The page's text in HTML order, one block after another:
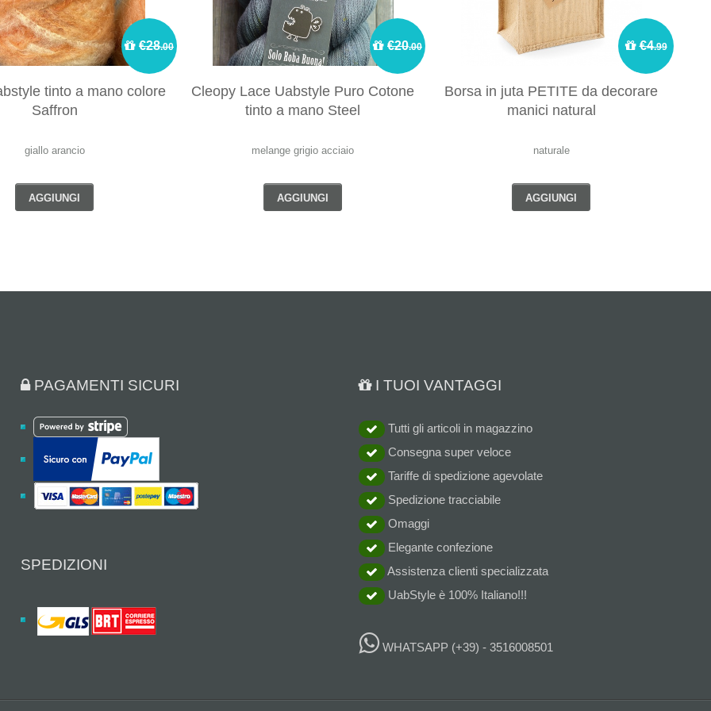
€28.00
tinto a mano colore
Saffron
giallo arancio
AGGIUNGI
€20.00
Cleopy Lace Uabstyle Puro Cotone
tinto a mano Steel
melange grigio acciaio
AGGIUNGI
€4.99
Borsa in juta PETITE da decorare
manici natural
naturale
AGGIUNGI
PAGAMENTI SICURI
SPEDIZIONI
I TUOI VANTAGGI
Tutti gli articoli in magazzino
Consegna super veloce
Tariffe di spedizione agevolate
Spedizione tracciabile
Omaggi
Elegante confezione
Assistenza clienti specializzata
UabStyle è 100% Italiano!!!
WHATSAPP (+39) - 3516008501